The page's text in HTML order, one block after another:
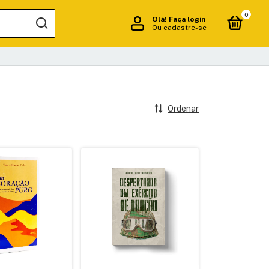
Olá! Faça login
Ou cadastre-se
0
Ordenar